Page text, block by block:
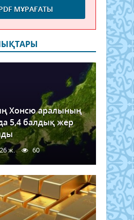
МҰРАҒАТЫ
Хонсю аралының
5,4 балдық жер
ж. 60